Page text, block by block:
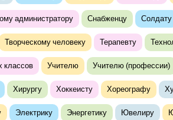
администратору Снабженцу Солдату
Творческому человеку Терапевту
классов Учителю Учителю (профессии)
Хирургу Хоккеисту Хореографу
Электрику Энергетику Ювелиру